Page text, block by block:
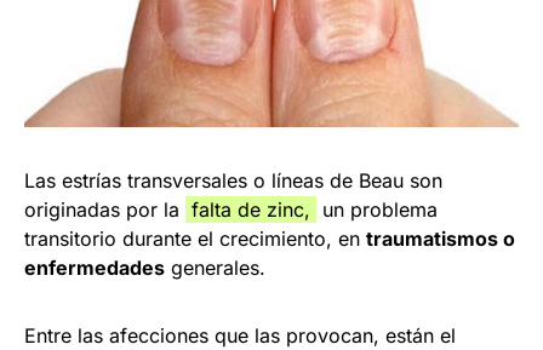
Las estrías transversales o líneas de Beau son
originadas por la falta de zinc, un problema
transitorio durante el crecimiento, en traumatismos o
enfermedades generales.
Entre las afecciones que las provocan, están el